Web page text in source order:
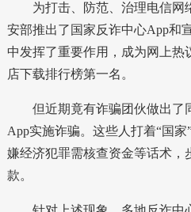
为打击、防范、治理电信网
安部推出了国家反诈中心App和
中发挥了重要作用，成为网上热
店下载排行榜第一名。
但近期竟有诈骗团伙做出了
App实施诈骗。这些人打着“国
嫌经济犯罪需核查资金等话术，
款。